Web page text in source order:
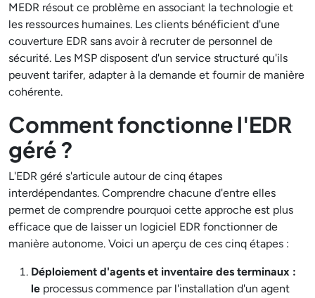
MEDR résout ce problème en associant la technologie et
les ressources humaines. Les clients bénéficient d'une
couverture EDR sans avoir à recruter de personnel de
sécurité. Les MSP disposent d'un service structuré qu'ils
peuvent tarifer, adapter à la demande et fournir de manière
cohérente.
Comment fonctionne l'EDR
géré ?
L'EDR géré s'articule autour de cinq étapes
interdépendantes. Comprendre chacune d'entre elles
permet de comprendre pourquoi cette approche est plus
efficace que de laisser un logiciel EDR fonctionner de
manière autonome. Voici un aperçu de ces cinq étapes :
Déploiement d'agents et inventaire des terminaux :
le processus commence par l'installation d'un agent